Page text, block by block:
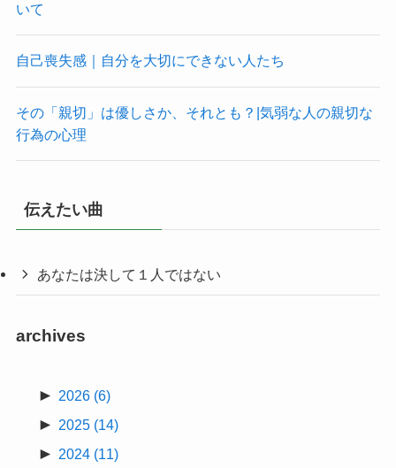
いて
自己喪失感｜自分を大切にできない人たち
その「親切」は優しさか、それとも？|気弱な人の親切な
行為の心理
伝えたい曲
あなたは決して１人ではない
archives
► 2026 (6)
► 2025 (14)
► 2024 (11)